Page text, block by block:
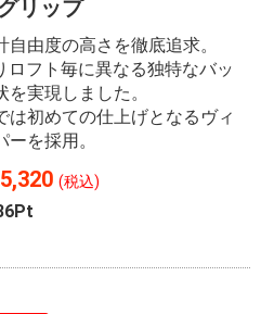
リップ
自由度の高さを徹底追求。
ロフト毎に異なる独特なバッ
を実現しました。
は初めての仕上げとなるヴィ
を採用。
(税込)